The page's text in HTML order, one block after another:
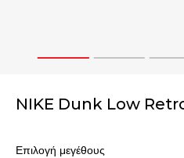
1 2 3
NIKE Dunk Low
Επιλογή μεγέθους